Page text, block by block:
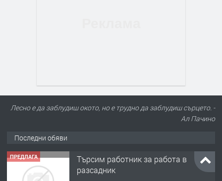
Лесно е да заблудиш окото, но е трудно да заблудиш сърцето. -
Ал Пачино
Последни обяви
ПРЕДЛАГА
Търсим работник за работа в
разсадник